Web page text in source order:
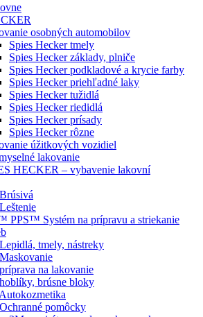
osobných automobilov
Spies Hecker tmely
Spies Hecker základy, plniče
Spies Hecker podkladové a krycie farby
Spies Hecker priehľadné laky
Spies Hecker tužidlá
Spies Hecker riedidlá
Spies Hecker prísady
Spies Hecker rôzne
úžitkových vozidiel
lakovanie
HECKER – vybavenie lakovní
PPS™ Systém na prípravu a striekanie
tmely, nástreky
na lakovanie
brúsne bloky
pomôcky